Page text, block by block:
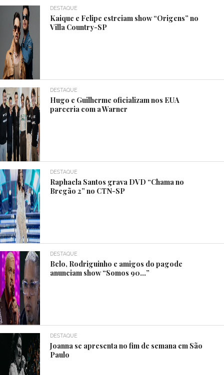
DESTAQUE
Kaique e Felipe estreiam show “Origens” no
Villa Country-SP
DESTAQUE
Hugo e Guilherme oficializam nos EUA
parceria com a Warner
DESTAQUE
Raphaela Santos grava DVD “Chama no
Bregão 2” no CTN-SP
DESTAQUE
Belo, Rodriguinho e amigos do pagode
anunciam show “Somos 90…”
DESTAQUE
Joanna se apresenta no fim de semana em São
Paulo